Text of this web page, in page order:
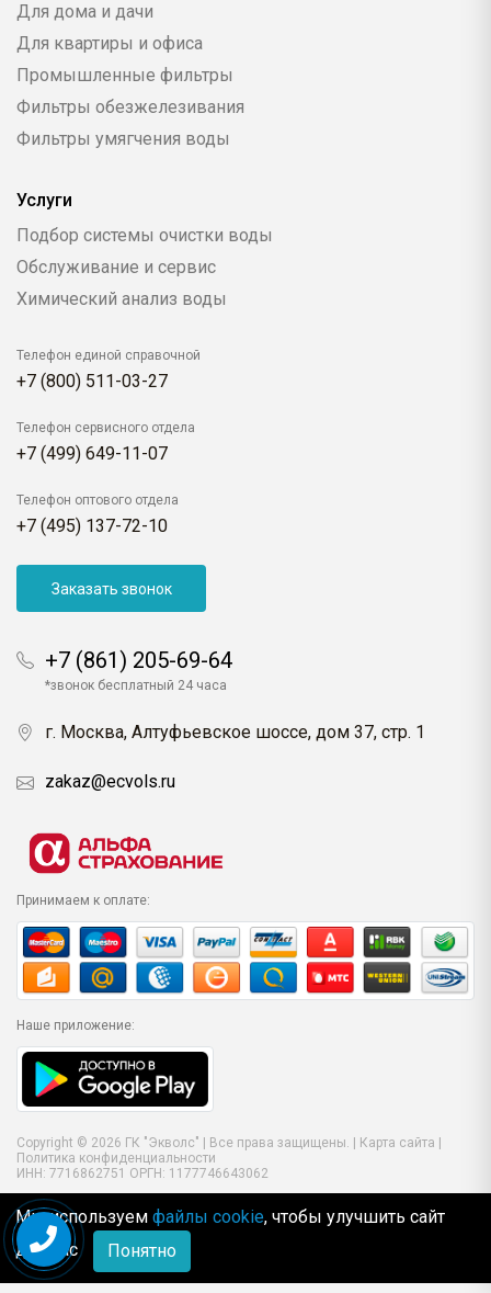
Для дома и дачи
Для квартиры и офиса
Промышленные фильтры
Фильтры обезжелезивания
Фильтры умягчения воды
Услуги
Подбор системы очистки воды
Обслуживание и сервис
Химический анализ воды
Телефон единой справочной
+7 (800) 511-03-27
Телефон сервисного отдела
+7 (499) 649-11-07
Телефон оптового отдела
+7 (495) 137-72-10
Заказать звонок
+7 (861) 205-69-64
*звонок бесплатный 24 часа
г. Москва, Алтуфьевское шоссе, дом 37, стр. 1
zakaz@ecvols.ru
Принимаем к оплате:
Наше приложение:
Copyright © 2026 ГК "Экволс" | Все права защищены. | Карта сайта
Политика конфиденциальности
ИНН: 7716862751 ОРГН: 1177746643062
Мы используем файлы cookie, чтобы улучшить сайт
для Вас
Понятно